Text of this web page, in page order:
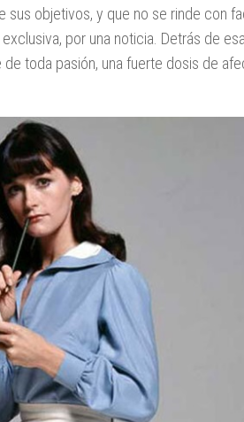
sus objetivos, y que no se rinde con
por una noticia. Detrás de
toda pasión, una fuerte dosis de